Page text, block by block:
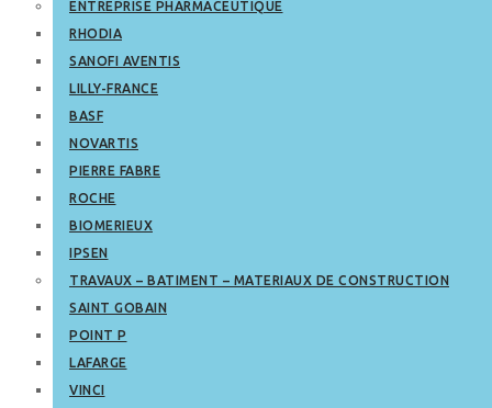
ENTREPRISE PHARMACEUTIQUE
RHODIA
SANOFI AVENTIS
LILLY-FRANCE
BASF
NOVARTIS
PIERRE FABRE
ROCHE
BIOMERIEUX
IPSEN
TRAVAUX – BATIMENT – MATERIAUX DE CONSTRUCTION
SAINT GOBAIN
POINT P
LAFARGE
VINCI